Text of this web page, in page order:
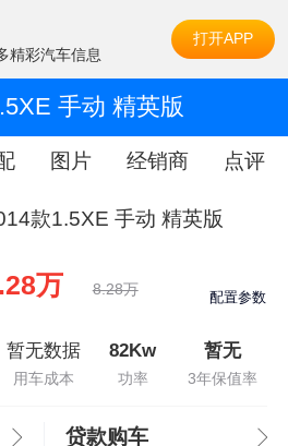
精彩汽车信息
打开APP
手动 精英版
图片 经销商 点评
款1.5XE 手动 精英版
万 8.28万 配置参数
暂无数据
用车成本
82Kw
功率
暂无
3年保值率
贷款购车